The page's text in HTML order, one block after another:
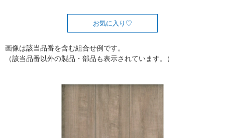
お気に入り
画像は該当品番を含む組合せ例です。
（該当品番以外の製品・部品も表示されています。）